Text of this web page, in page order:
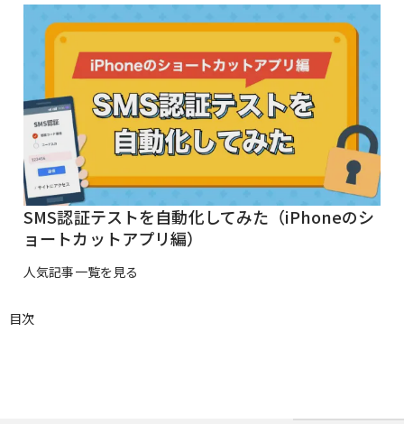
SMS認証テストを自動化してみた（iPhoneのシ
ョートカットアプリ編）
人気記事一覧を見る
目次